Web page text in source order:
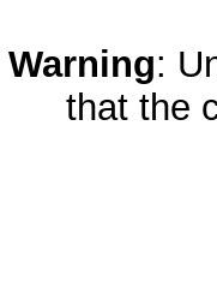
Warning:
that the